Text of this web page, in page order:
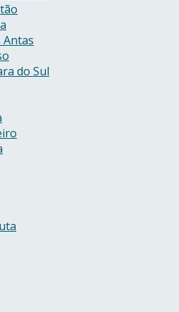
Antas
do Sul